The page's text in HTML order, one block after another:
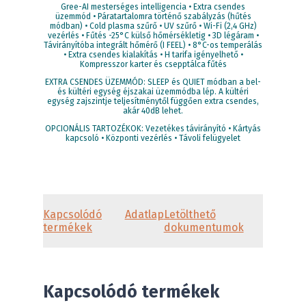
Gree-AI mesterséges intelligencia • Extra csendes
üzemmód • Páratartalomra történő szabályzás (hűtés
módban) • Cold plasma szűrő • UV szűrő • Wi-Fi (2,4 GHz)
vezérlés • Fűtés -25°C külső hőmérsékletig • 3D légáram •
Távirányítóba integrált hőmérő (I FEEL) • 8°C-os temperálás
• Extra csendes kialakítás • H tarifa igényelhető •
Kompresszor karter és csepptálca fűtés
EXTRA CSENDES ÜZEMMÓD: SLEEP és QUIET módban a bel-
és kültéri egység éjszakai üzemmódba lép. A kültéri
egység zajszintje teljesítménytől függően extra csendes,
akár 40dB lehet.
OPCIONÁLIS TARTOZÉKOK: Vezetékes távirányító • Kártyás
kapcsoló • Központi vezérlés • Távoli felügyelet
Kapcsolódó
termékek
AdatlapLetölthető
dokumentumok
Kapcsolódó termékek